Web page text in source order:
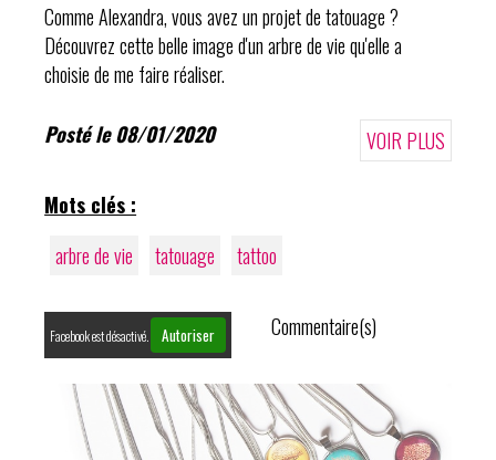
Comme Alexandra, vous avez un projet de tatouage ?
Découvrez cette belle image d'un arbre de vie qu'elle a
choisie de me faire réaliser.
Posté le 08/01/2020 VOIR PLUS
Mots clés :
arbre de vie
tatouage tattoo
Facebook est désactivé. Autoriser Commentaire(s)